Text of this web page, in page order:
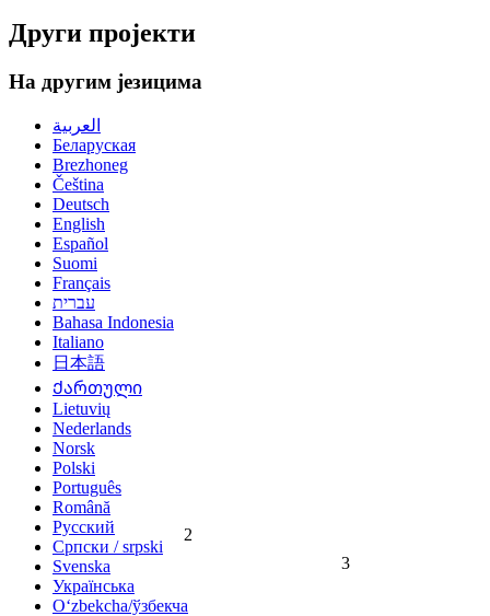
2
3
Други пројекти
На другим језицима
العربية
Беларуская
Brezhoneg
Čeština
Deutsch
English
Español
Suomi
Français
עברית
Bahasa Indonesia
Italiano
日本語
Ქართული
Lietuvių
Nederlands
Norsk
Polski
Português
Română
Русский
Српски / srpski
Svenska
Українська
Oʻzbekcha/ўзбекча